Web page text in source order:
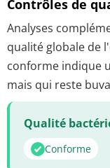
Contrôles de
Analyses
qualité globale de
conforme indique
mais qui reste
Qualité
Conforme